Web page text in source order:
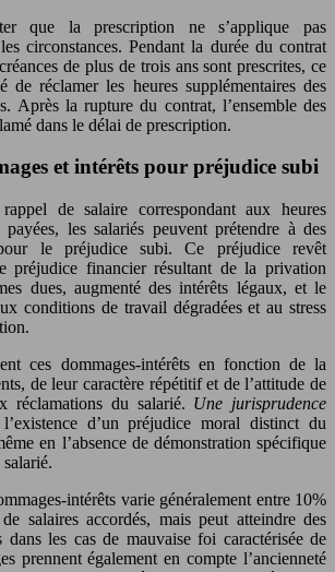
que la prescription ne s’applique pas
circonstances. Pendant la durée du contrat
de plus de trois ans sont prescrites, ce
de réclamer les heures supplémentaires des
Après la rupture du contrat, l’ensemble des
dans le délai de prescription.
et intérêts pour préjudice subi
de salaire correspondant aux heures
payées, les salariés peuvent prétendre à des
pour le préjudice subi. Ce préjudice revêt
préjudice financier résultant de la privation
dues, augmenté des intérêts légaux, et le
conditions de travail dégradées et au stress
ces dommages-intérêts en fonction de la
de leur caractère répétitif et de l’attitude de
réclamations du salarié. Une jurisprudence
d’un préjudice moral distinct du
en l’absence de démonstration spécifique
intérêts varie généralement entre 10%
salaires accordés, mais peut atteindre des
dans les cas de mauvaise foi caractérisée de
prennent également en compte l’ancienneté